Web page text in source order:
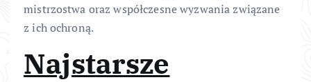
mistrzostwa oraz współczesne wyzwania związane
z ich ochroną.
Najstarsze